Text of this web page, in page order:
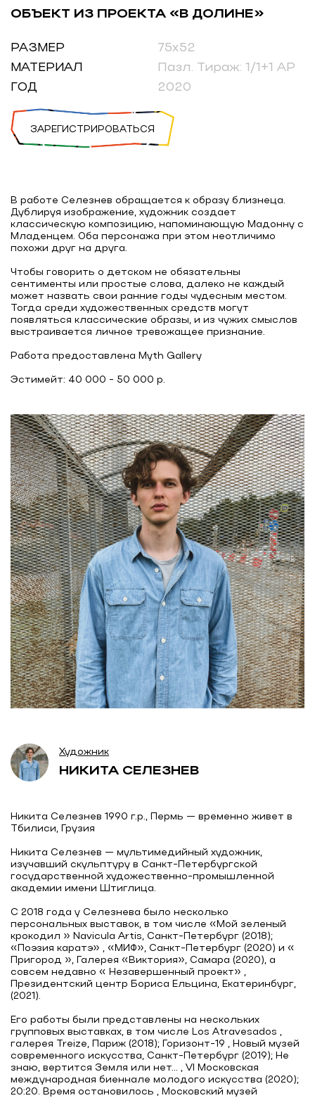
ОБЪЕКТ ИЗ ПРОЕКТА «В ДОЛИНЕ»
РАЗМЕР
75х52
МАТЕРИАЛ
Пазл. Тираж: 1/1+1 AP
ГОД
2020
ЗАРЕГИСТРИРОВАТЬСЯ
В работе Селезнев обращается к образу близнеца.
Дублируя изображение, художник создает
классическую композицию, напоминающую Мадонну с
Младенцем. Оба персонажа при этом неотличимо
похожи друг на друга.
Чтобы говорить о детском не обязательны
сентименты или простые слова, далеко не каждый
может назвать свои ранние годы чудесным местом.
Тогда среди художественных средств могут
появляться классические образы, и из чужих смыслов
выстраивается личное тревожащее признание.
Работа предоставлена Myth Gallery
Художник
НИКИТА СЕЛЕЗНЕВ
Никита Селезнев 1990 г.р., Пермь — временно живет в
Тбилиси, Грузия
Никита Селезнев — мультимедийный художник,
изучавший скульптуру в Санкт-Петербургской
государственной художественно-промышленной
академии имени Штиглица.
С 2018 года у Селезнева было несколько
персональных выставок, в том числе «Мой зеленый
крокодил » Navicula Artis, Санкт-Петербург (2018);
«Поэзия каратэ» , «МИФ», Санкт-Петербург (2020) и «
Пригород », Галерея «Виктория», Самара (2020), а
совсем недавно « Незавершенный проект» ,
Президентский центр Бориса Ельцина, Екатеринбург,
(2021).
Его работы были представлены на нескольких
групповых выставках, в том числе Los Atravesados ,
галерея Treize, Париж (2018); Горизонт-19 , Новый музей
современного искусства, Санкт-Петербург (2019); Не
знаю, вертится Земля или нет... , VI Московская
международная биеннале молодого искусства (2020);
20:20. Время остановилось , Московский музей